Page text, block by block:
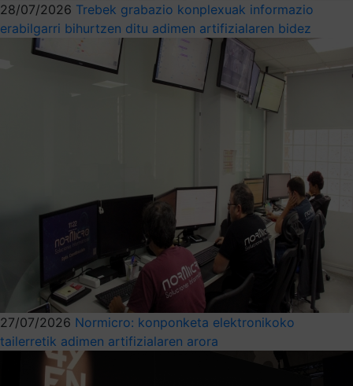
28/07/2026 Trebek grabazio konplexuak informazio
erabilgarri bihurtzen ditu adimen artifizialaren bidez
27/07/2026 Normicro: konponketa elektronikoko
tailerretik adimen artifizialaren arora